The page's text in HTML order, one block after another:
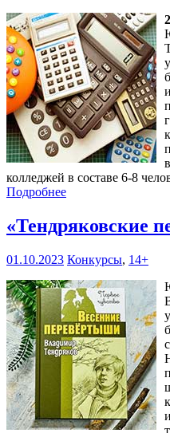
колледжей в составе 6-8
Подробнее
«Тендряковские
01.10.2023 Конкурсы, 14+